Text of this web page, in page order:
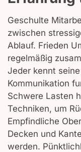
Geschulte
zwischen
Ablauf. Frieden
regelmäßig
Jeder kennt
Kommunikation
Schwere Lasten
Techniken, um
Empfindliche
Decken und
werden.